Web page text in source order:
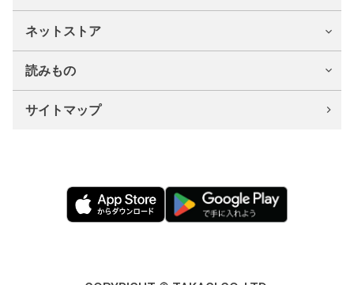
ネットストア
読みもの
サイトマップ